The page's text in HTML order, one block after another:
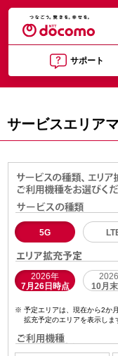
サポート
サービスエリア
5G
2026年
7月26日時点
10月
予定エリアは、現在から2か
拡充予定のエリアを表示しま